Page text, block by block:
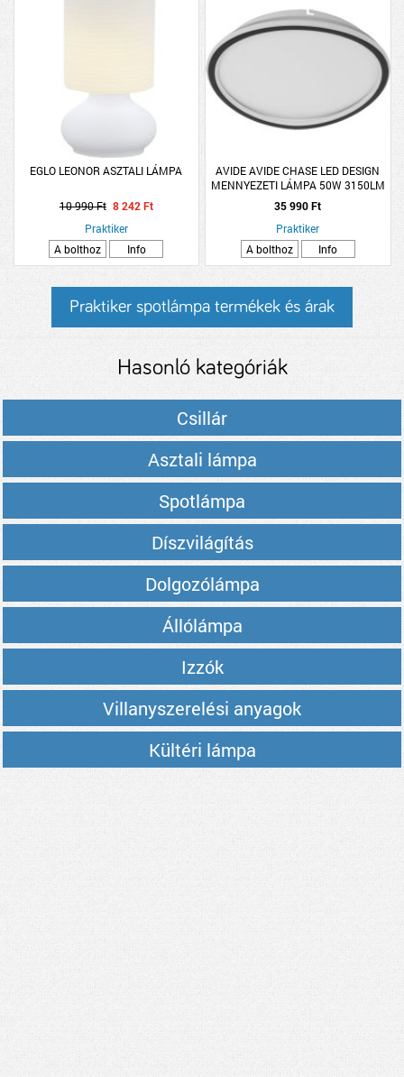
EGLO LEONOR ASZTALI LÁMPA
10 990 Ft 8 242 Ft
Praktiker
A bolthoz
Info
AVIDE AVIDE CHASE LED DESIGN
MENNYEZETI LÁMPA 50W 3150LM
3000-6000K IP20 RF
TÁVIRÁNYÍTÓVAL 40X40CM
35 990 Ft
Praktiker
A bolthoz
Info
Praktiker spotlámpa termékek és árak
Hasonló kategóriák
Csillár
Asztali lámpa
Spotlámpa
Díszvilágítás
Dolgozólámpa
Állólámpa
Izzók
Villanyszerelési anyagok
Kültéri lámpa